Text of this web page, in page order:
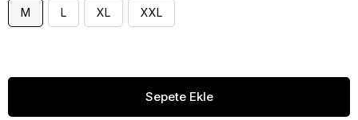
M L XL XXL